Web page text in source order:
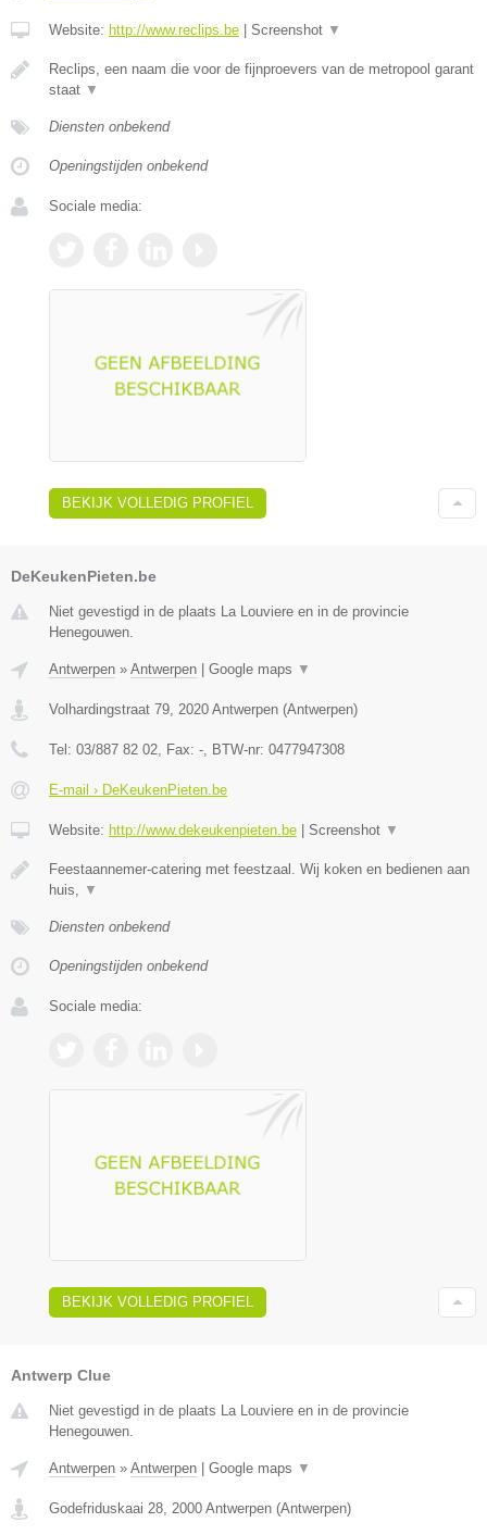
Website: http://www.reclips.be Screenshot ▼
Reclips, een naam die voor de fijnproevers van de metropool garant
staat ▼
Diensten onbekend
Openingstijden onbekend
Sociale media:
BEKIJK VOLLEDIG PROFIEL
DeKeukenPieten.be
Niet gevestigd in de plaats La Louviere en in de provincie
Henegouwen.
Antwerpen » Antwerpen Google maps ▼
Volhardingstraat 79 2020 Antwerpen (Antwerpen)
Tel: 03/887 82 02 , Fax: - , BTW-nr: 0477947308
E-mail › DeKeukenPieten.be
Website: http://www.dekeukenpieten.be Screenshot ▼
Feestaannemer-catering met feestzaal. Wij koken en bedienen aan
huis,
▼
Diensten onbekend
Openingstijden onbekend
Sociale media:
BEKIJK VOLLEDIG PROFIEL
Antwerp Clue
Niet gevestigd in de plaats La Louviere en in de provincie
Henegouwen.
Antwerpen » Antwerpen Google maps ▼
Godefriduskaai 28, 2000 Antwerpen (Antwerpen)